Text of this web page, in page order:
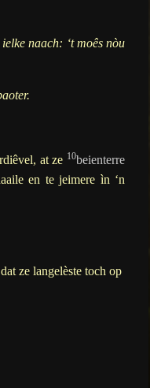
naach: ‘t moês nòu
at ze 10beienterre
en te jeimere ìn ‘n
ze langelèste toch op